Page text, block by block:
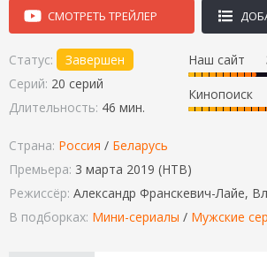
СМОТРЕТЬ ТРЕЙЛЕР
Наш сайт
Кинопоиск
Статус:
Завершен
Серий: 20 серий
Длительность: 46 мин.
Страна: Россия / Беларусь
Премьера: 3 марта 2019 (НТВ)
Режиссёр: Александр Франскевич-Лайе,
В подборках: Мини-сериалы / Мужские